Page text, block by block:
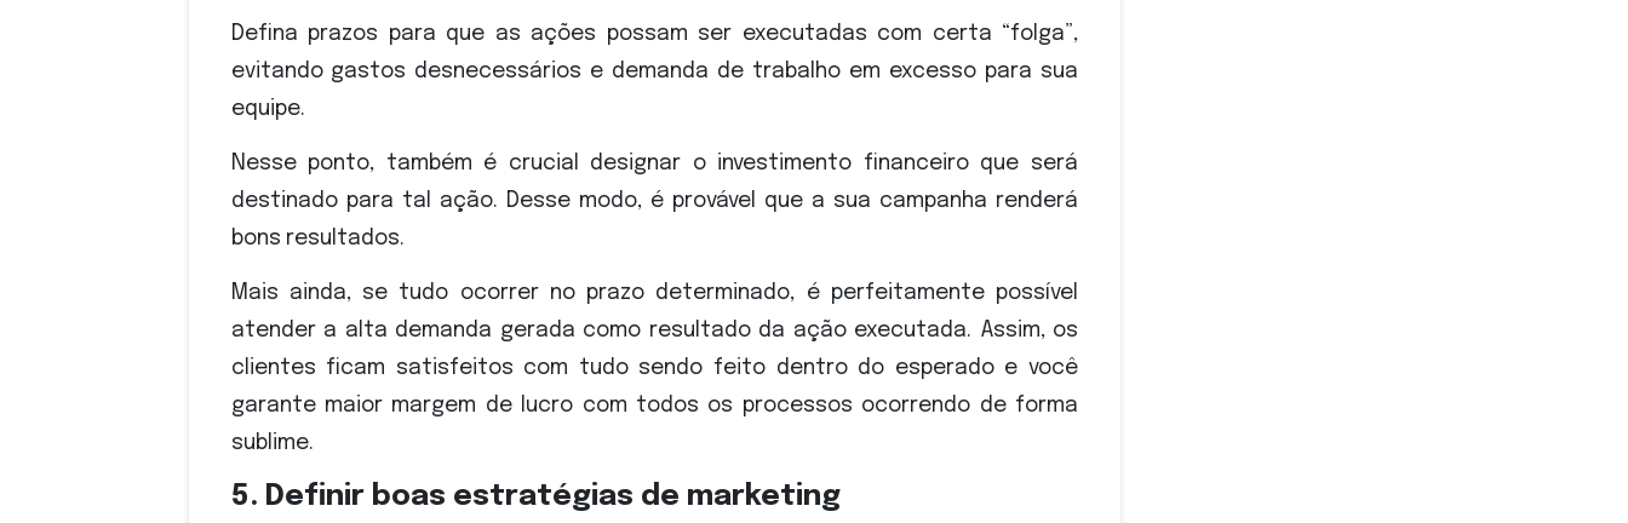
Defina prazos para que as ações possam ser executadas com certa “folga”,
evitando gastos desnecessários e demanda de trabalho em excesso para sua
equipe.
Nesse ponto, também é crucial designar o investimento financeiro que será
destinado para tal ação. Desse modo, é provável que a sua campanha renderá
bons resultados.
Mais ainda, se tudo ocorrer no prazo determinado, é perfeitamente possível
atender a alta demanda gerada como resultado da ação executada. Assim, os
clientes ficam satisfeitos com tudo sendo feito dentro do esperado e você
garante maior margem de lucro com todos os processos ocorrendo de forma
sublime.
5. Definir boas estratégias de marketing